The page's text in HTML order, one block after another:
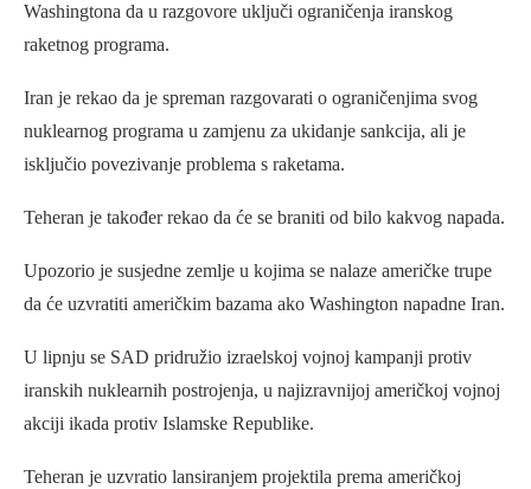
Washingtona da u razgovore uključi ograničenja iranskog
raketnog programa.
Iran je rekao da je spreman razgovarati o ograničenjima svog
nuklearnog programa u zamjenu za ukidanje sankcija, ali je
isključio povezivanje problema s raketama.
Teheran je također rekao da će se braniti od bilo kakvog napada.
Upozorio je susjedne zemlje u kojima se nalaze američke trupe
da će uzvratiti američkim bazama ako Washington napadne Iran.
U lipnju se SAD pridružio izraelskoj vojnoj kampanji protiv
iranskih nuklearnih postrojenja, u najizravnijoj američkoj vojnoj
akciji ikada protiv Islamske Republike.
Teheran je uzvratio lansiranjem projektila prema američkoj